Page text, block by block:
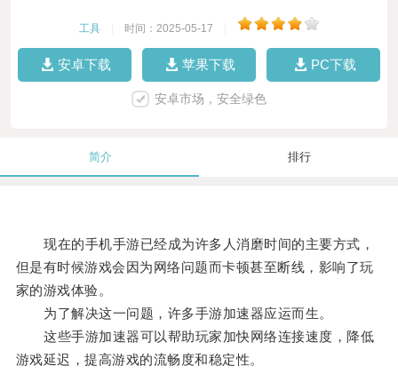
工具 时间：2025-05-17
安卓下载 苹果下载 PC下载
安卓市场，安全绿色
简介 排行
现在的手机手游已经成为许多人消磨时间的主要方式，
但是有时候游戏会因为网络问题而卡顿甚至断线，影响了玩
家的游戏体验。
为了解决这一问题，许多手游加速器应运而生。
这些手游加速器可以帮助玩家加快网络连接速度，降低
游戏延迟，提高游戏的流畅度和稳定性。